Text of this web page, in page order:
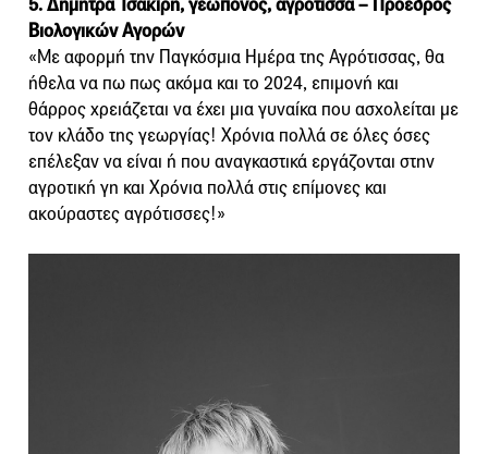
5. Δήμητρα Τσακίρη, γεωπόνος, αγρότισσα – Πρόεδρος
Βιολογικών Αγορών
«Με αφορμή την Παγκόσμια Ημέρα της Αγρότισσας, θα
ήθελα να πω πως ακόμα και το 2024, επιμονή και
θάρρος χρειάζεται να έχει μια γυναίκα που ασχολείται με
τον κλάδο της γεωργίας! Χρόνια πολλά σε όλες όσες
επέλεξαν να είναι ή που αναγκαστικά εργάζονται στην
αγροτική γη και Χρόνια πολλά στις επίμονες και
ακούραστες αγρότισσες!»